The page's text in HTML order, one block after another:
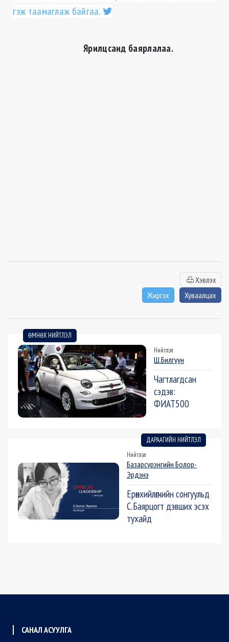
гэж таамаглаж байгаа.
Ярилцсанд баярлалаа.
Хэвлэх
Жиргэх
Хуваалцах
ӨМНӨХ НИЙТЛЭЛ
Нийтлэл
Ш.Билгүүн
Чагтлагдсан
сэдэв:
ФИАТ500
ДАРААГИЙН НИЙТЛЭЛ
Нийтлэл
Базарсүрэнгийн Болор-
Эрдэнэ
Ерөнхийлөгчийн сонгуульд
С.Баярцогт дэвших эсэх
тухайд
САНАЛ АСУУЛГА